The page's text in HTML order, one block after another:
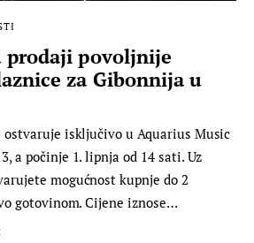
prodaji povoljnije
za Gibonnija u
ostvaruje isključivo u Aquarius Music
a počinje 1. lipnja od 14 sati. Uz
mogućnost kupnje do 2
gotovinom. Cijene iznose…